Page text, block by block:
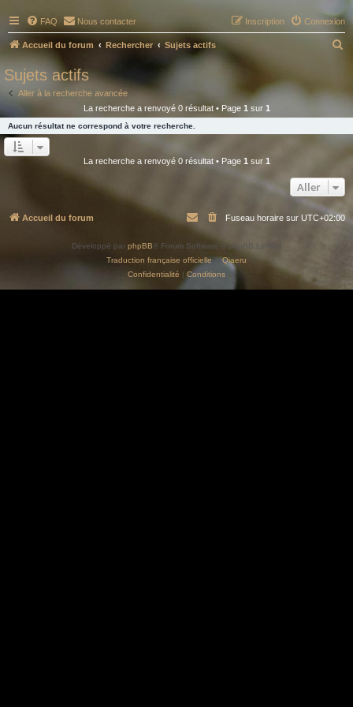
FAQ Nous contacter Connexion
Inscription
Accueil du forum Rechercher Sujets actifs
e
e
r
Sujets actifs
Aller à la recherche avancée
La recherche a renvoyé 0 résultat • Page 1sur 1
Aucun résultat ne correspond à votre recherche.
La recherche a renvoyé 0 résultat • Page 1 sur 1
Aller
Accueil du forum Fuseau horaire sur UTC+02:00
Développé par phpBB® Forum Software © phpBB Limited
Traduction française officielle©Qiaeru
Confidentialité | Conditions